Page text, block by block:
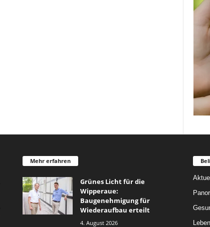
Mehr erfahren
Grünes Licht für die
Wipperaue:
Baugenehmigung für
Wiederaufbau erteilt
4. August 2026